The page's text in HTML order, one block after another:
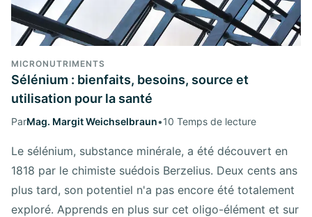
MICRONUTRIMENTS
Sélénium : bienfaits, besoins, source et
utilisation pour la santé
ParMag. Margit Weichselbraun•10 Temps de lecture
Le sélénium, substance minérale, a été découvert en
1818 par le chimiste suédois Berzelius. Deux cents ans
plus tard, son potentiel n'a pas encore été totalement
exploré. Apprends en plus sur cet oligo-élément et sur